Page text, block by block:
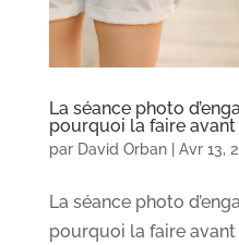
La séance photo
pourquoi la faire
par David Orban| Avr 13,
La séance photo
pourquoi la faire